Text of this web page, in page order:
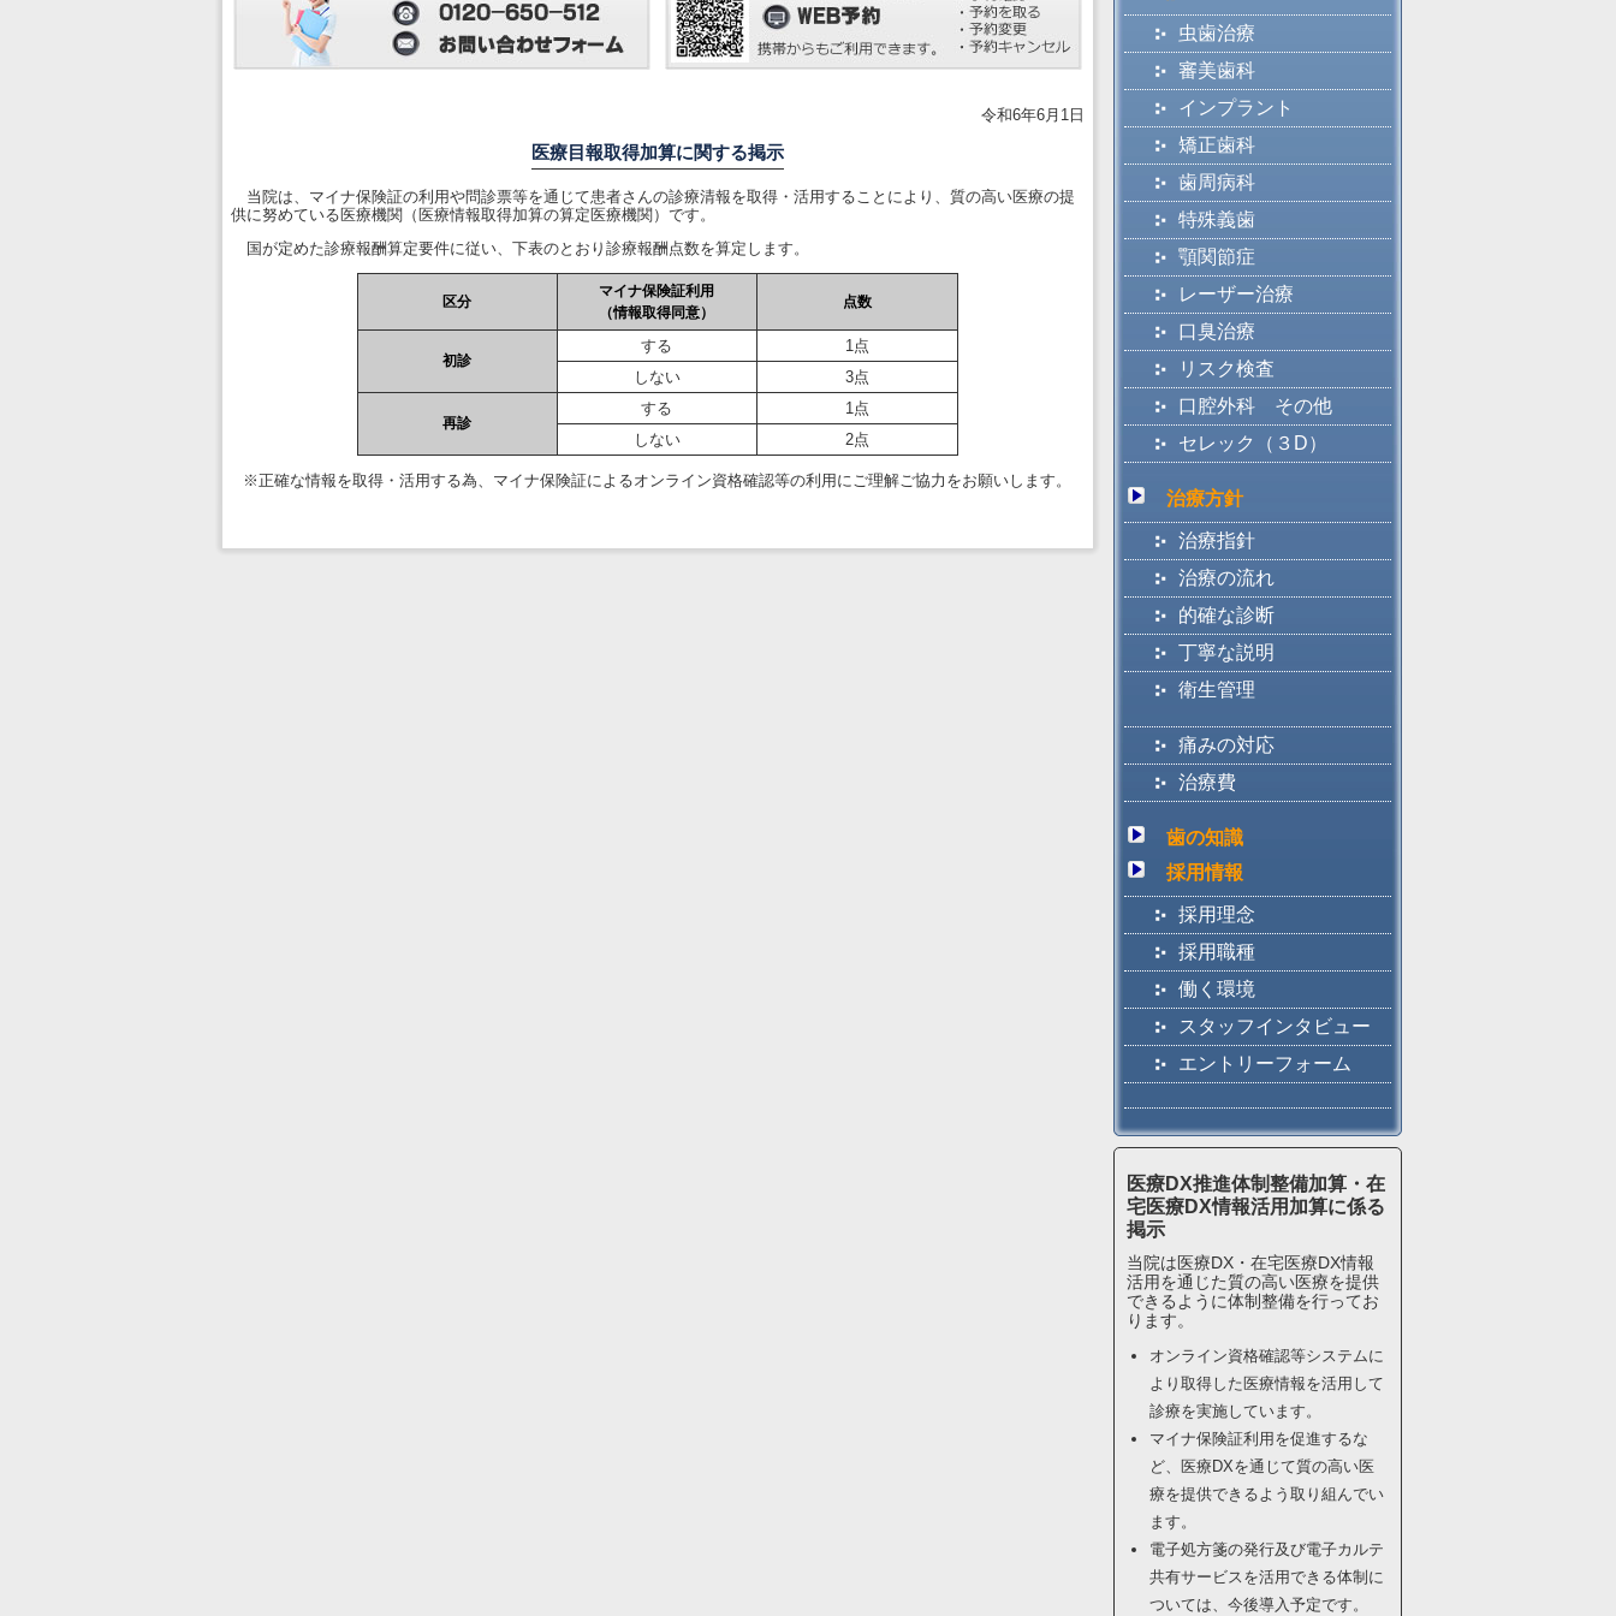
令和6年6月1日
医療目報取得加算に関する掲示
当院は、マイナ保険証の利用や問診票等を通じて患者さんの診療清報を取得・活用することにより、質の高い医療の提
供に努めている医療機関（医療情報取得加算の算定医療機関）です。
国が定めた診療報酬算定要件に従い、下表のとおり診療報酬点数を算定します。
区分
マイナ保険証利用
（情報取得同意）
点数
初診
する
1点
しない
3点
再診
する
1点
しない
2点
※正確な情報を取得・活用する為、マイナ保険証によるオンライン資格確認等の利用にご理解ご協力をお願いします。
虫歯治療
審美歯科
インプラント
矯正歯科
歯周病科
特殊義歯
顎関節症
レーザー治療
口臭治療
リスク検査
口腔外科 その他
セレック（３D）
治療方針
治療指針
治療の流れ
的確な診断
丁寧な説明
衛生管理
痛みの対応
治療費
歯の知識
採用情報
採用理念
採用職種
働く環境
スタッフインタビュー
エントリーフォーム
医療DX推進体制整備加算・在
宅医療DX情報活用加算に係る
掲示
当院は医療DX・在宅医療DX情報
活用を通じた質の高い医療を提供
できるように体制整備を行ってお
ります。
オンライン資格確認等システムに
より取得した医療情報を活用して
診療を実施しています。
マイナ保険証利用を促進するな
ど、医療DXを通じて質の高い医
療を提供できるよう取り組んでい
ます。
電子処方箋の発行及び電子カルテ
共有サービスを活用できる体制に
ついては、今後導入予定です。